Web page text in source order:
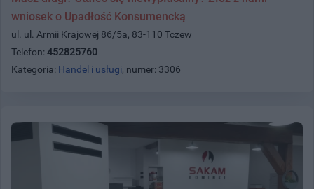
wniosek o Upadłość Konsumencką
ul. ul. Armii Krajowej 86/5a, 83-110 Tczew
Telefon: 452825760
Kategoria: Handel i usługi, numer: 3306